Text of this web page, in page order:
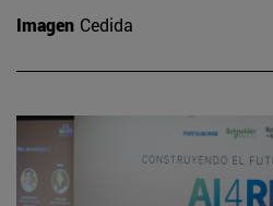
Imagen Cedida